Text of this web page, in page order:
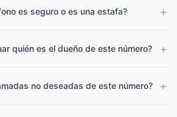
es seguro o es una estafa? +
quién es el dueño de este número? +
no deseadas de este número? +